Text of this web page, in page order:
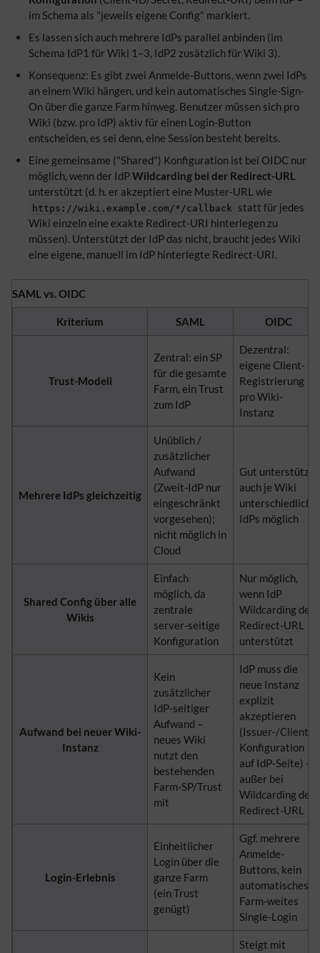
im Schema als "jeweils eigene Config" markiert.
Es lassen sich auch mehrere IdPs parallel anbinden (im
Schema IdP1 für Wiki 1–3, IdP2 zusätzlich für Wiki 3).
Konsequenz: Es gibt zwei Anmelde-Buttons, wenn zwei IdPs
an einem Wiki hängen, und kein automatisches Single-Sign-
On über die ganze Farm hinweg. Benutzer müssen sich pro
Wiki (bzw. pro IdP) aktiv für einen Login-Button
entscheiden, es sei denn, eine Session besteht bereits.
Eine gemeinsame ("Shared") Konfiguration ist bei OIDC nur
möglich, wenn der IdPWildcarding bei der Redirect-URL
unterstützt (d. h. er akzeptiert eine Muster-URL wie
https ://wiki.example.com/*/callback
statt für jedes
Wiki einzeln eine exakte Redirect-URI hinterlegen zu
müssen). Unterstützt der IdP das nicht, braucht jedes Wiki
eine eigene, manuell im IdP hinterlegte Redirect-URI.
SAML vs. OIDC
Kriterium SAML OIDC
Trust-Modell
Zentral: ein SP
für die gesamte
Farm, ein Trust
zum IdP
Dezentral:
eigene Client-
Registrierung
pro Wiki-
Instanz
Mehrere IdPs gleichzeitig
Unüblich /
zusätzlicher
Aufwand
(Zweit-IdP nur
eingeschränkt
vorgesehen);
nicht möglich in
Cloud
Gut unterstützt,
auch je Wiki
unterschiedliche
IdPs möglich
Shared Config über alle
Wikis
Einfach
möglich, da
zentrale
server-seitige
Konfiguration
Nur möglich,
wenn IdP
Wildcarding der
Redirect-URL
unterstützt
Aufwand bei neuer Wiki-
Instanz
Kein
zusätzlicher
IdP-seitiger
Aufwand –
neues Wiki
nutzt den
bestehenden
Farm-SP/Trust
mit
IdP muss die
neue Instanz
explizit
akzeptieren
(Issuer-/Client-
Konfiguration
auf IdP-Seite) –
außer bei
Wildcarding der
Redirect-URL
Login-Erlebnis
Einheitlicher
Login über die
ganze Farm
(ein Trust
genügt)
Ggf. mehrere
Anmelde-
Buttons, kein
automatisches
Farm-weites
Single-Login
Steigt mit